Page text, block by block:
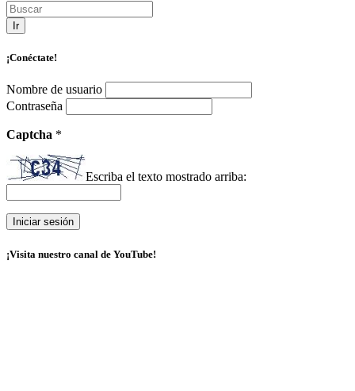
Ir
¡Conéctate!
Nombre de usuario
Contraseña
Captcha *
Escriba el texto mostrado arriba:
¡Visita nuestro canal de YouTube!